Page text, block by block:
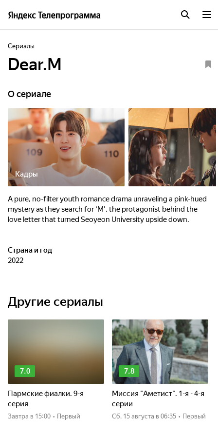
Сериалы
Dear.M
O сериале
Кадры
A pure, no-filter youth romance drama unraveling a pink-hued
mystery as they search for ‘M', the protagonist behind the
love letter that turned Seoyeon University upside down.
Страна и год
2022
Другие сериалы
7.0
Пармские фиалки. 9-я
серия
Завтра в 15:00 • Первый
7.8
Миссия "Аметист". 1-я - 4-я
серии
сб, 15 августа в 06:35 • Первый